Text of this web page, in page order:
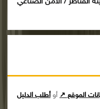
الموقع ↗ أوأطلب الدليل